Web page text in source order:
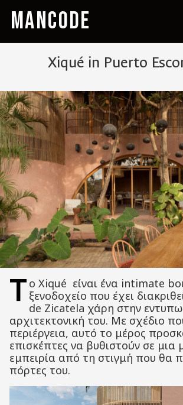
MANCODE
Xiqué in Puerto
Τ ο Xiqué είναι ένα intimate
ξενοδοχείο που έχει
de Zicatela χάρη στην
αρχιτεκτονική του. Με σχέδιο
περιέργεια, αυτό το μέρος
επισκέπτες να βυθιστούν σε μια
εμπειρία από τη στιγμή που θα
πόρτες του.